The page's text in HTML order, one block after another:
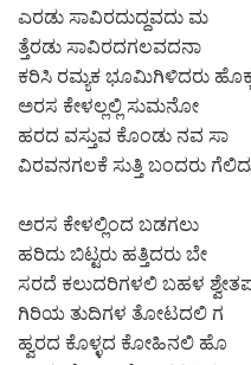
ಎರಡು ಸಾವಿರದುದ್ದವದು ಮ
ತ್ತೆರಡು ಸಾವಿರದಗಲವದನಾ
ಕರಿಸಿ ರಮ್ಯಕ ಭೂಮಿಗಿಳಿದರು
ಅರಸ ಕೇಳಲ್ಲಲ್ಲಿ ಸುಮನೋ
ಹರದ ವಸ್ತುವ ಕೊಂಡು ನವ ಸಾ
ವಿರವನಗಲಕೆ ಸುತ್ತಿ ಬಂದರು
ಅರಸ ಕೇಳಲ್ಲಿಂದ ಬಡಗಲು
ಹರಿದು ಬಿಟ್ಟರು ಹತ್ತಿದರು ಬೇ
ಸರದೆ ಕಲುದರಿಗಳಲಿ ಬಹಳ
ಗಿರಿಯ ತುದಿಗಳ ತೋಟದಲಿ ಗ
ಹ್ವರದ ಕೊಳ್ಳದ ಕೋಹಿನಲಿ ಹೊ